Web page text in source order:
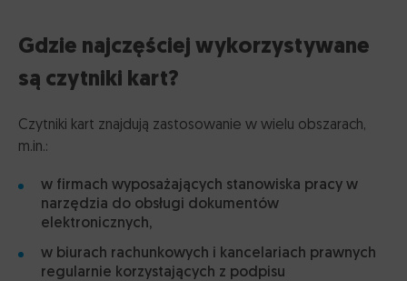
Gdzie najczęściej wykorzystywane
są czytniki kart?
Czytniki kart znajdują zastosowanie w wielu obszarach,
m.in.:
w firmach wyposażających stanowiska pracy w
narzędzia do obsługi dokumentów
elektronicznych,
w biurach rachunkowych i kancelariach prawnych
regularnie korzystających z podpisu